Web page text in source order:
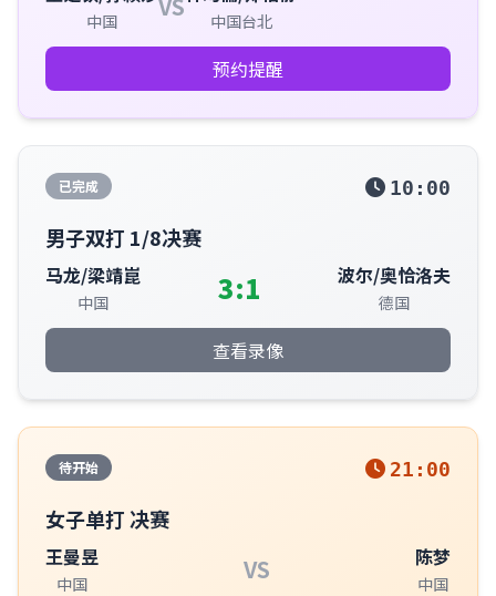
中国 中国台北
预约提醒
已完成 10:00
男子双打 1/8决赛
马龙/梁靖崑
中国 3:1 波尔/奥恰洛夫
德国
查看录像
待开始 21:00
女子单打 决赛
王曼昱
中国 VS 陈梦
中国